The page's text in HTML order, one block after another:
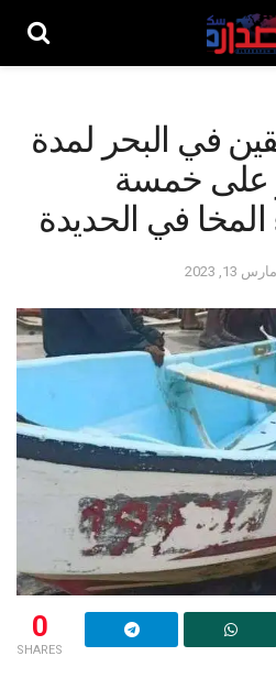
في البحر لمدة
على خمسة
المخا في الحديدة
مارس 13, 2023
0
SHARES